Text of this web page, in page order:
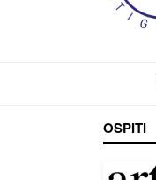
OSPITI